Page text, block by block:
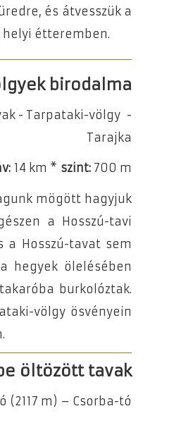
és átvesszük a
helyi étteremben.
birodalma
- Tarpataki-völgy -
Tarajka
14 km * szint: 700 m
mögött hagyjuk
a Hosszú-tavi
a Hosszú-tavat sem
hegyek ölelésében
burkolóztak.
völgy ösvényein
öltözött tavak
(2117 m) – Csorba-tó